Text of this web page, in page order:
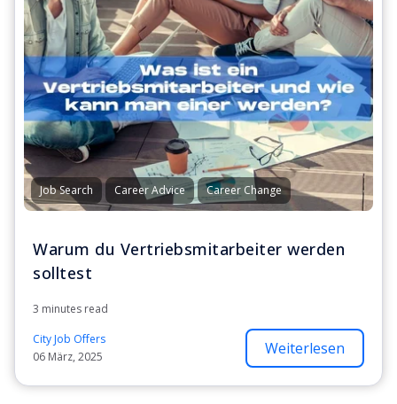
Job Search Career Advice Career Change
Warum du Vertriebsmitarbeiter werden
solltest
3 minutes read
City Job Offers
06 März, 2025
Weiterlesen